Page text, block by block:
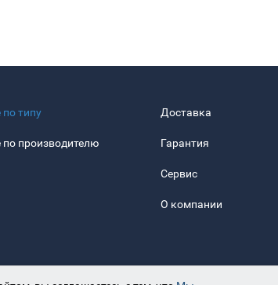
типу
производителю
Доставка
Гарантия
Сервис
О компании